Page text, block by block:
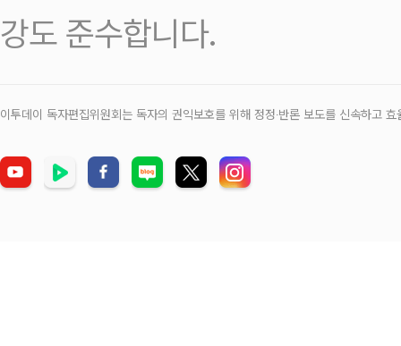
강도 준수합니다.
이투데이 독자편집위원회는 독자의 권익보호를 위해 정정‧반론 보도를 신속하고